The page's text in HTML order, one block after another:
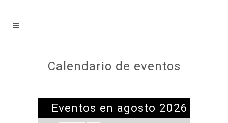
Calendario de eventos
Eventos en agosto 2026